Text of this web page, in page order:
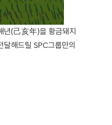
년(己亥年)을 황금돼지
해드릴 SPC그룹만의